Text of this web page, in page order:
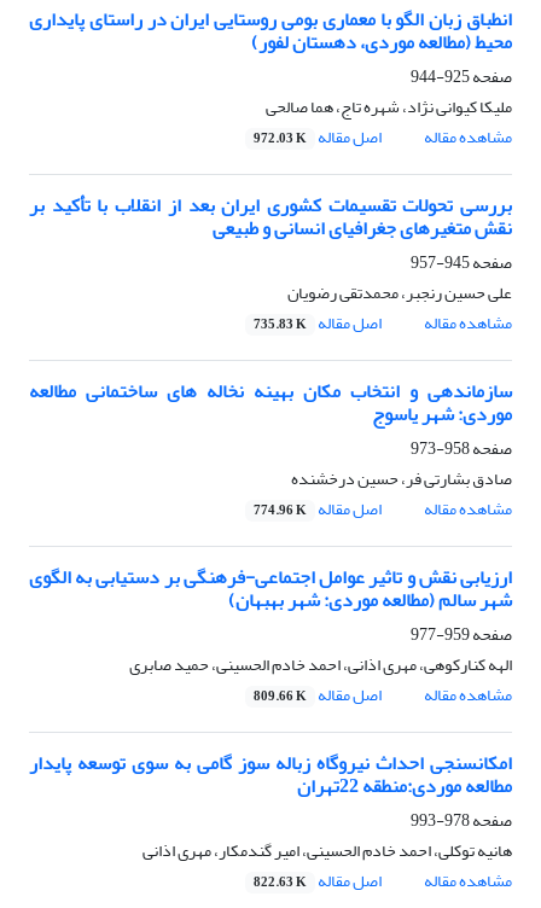
انطباق زبان الگو با معماری بومی روستایی ایران در راستای پایداری
محیط (مطالعه موردی، دهستان لفور)
صفحه925-944
ملیکا کیوانی نژاد، شهره تاج، هما صالحی
مشاهده مقاله
اصل مقاله 972.03 K
بررسی تحولات تقسیمات کشوری ایران بعد از انقلاب با تأکید بر
نقش متغیرهای جغرافیای انسانی و طبیعی
صفحه945-957
علی حسین رنجبر، محمدتقی رضویان
مشاهده مقاله
اصل مقاله 735.83 K
سازماندهی و انتخاب مکان بهینه نخاله های ساختمانی مطالعه
موردی: شهر یاسوج
صفحه958-973
صادق بشارتی فر، حسین درخشنده
مشاهده مقاله
اصل مقاله 774.96 K
ارزیابی نقش و تاثیر عوامل اجتماعی-فرهنگی بر دستیابی به الگوی
شهر سالم (مطالعه موردی: شهر بهبهان)
صفحه959-977
الهه کنارکوهی، مهری اذانی، احمد خادم الحسینی، حمید صابری
مشاهده مقاله
اصل مقاله 809.66 K
امکانسنجی احداث نیروگاه زباله سوز گامی به سوی توسعه پایدار
مطالعه موردی:منطقه 22تهران
صفحه978-993
هانیه توکلی، احمد خادم الحسینی، امیر گندمکار، مهری اذانی
مشاهده مقاله
اصل مقاله 822.63 K